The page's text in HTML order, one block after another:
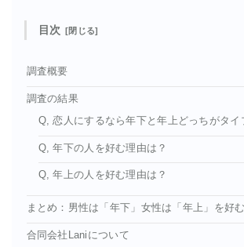
目次
調査概要
調査の結果
Q, 恋人にするなら年下と年上どっちがタイ
Q, 年下の人を好む理由は？
Q, 年上の人を好む理由は？
まとめ：男性は「年下」女性は「年上」を好
合同会社Laniについて